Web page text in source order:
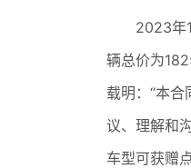
2023年10
辆总价为
载明：“本
议、理解和
车型可获赠